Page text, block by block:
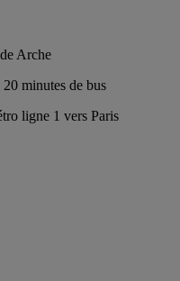
Arche
minutes de bus
ligne 1 vers Paris